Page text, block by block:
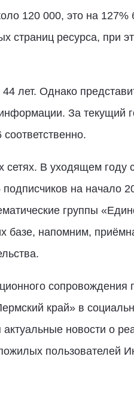
120 000, это на
страниц ресурса, при
лет. Однако
За текущий
сетях. В уходящем году
на начало
группы
базе, напомним,
сопровождения
край» в
новости о
пользователей